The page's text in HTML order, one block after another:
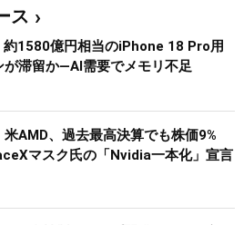
ス
約1580億円相当のiPhone 18 Pro用
が滞留か―AI需要でメモリ不足
米AMD、過去最高決算でも株価9%
マスク氏の「Nvidia一本化」宣言